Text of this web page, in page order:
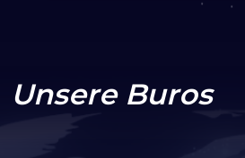
Unsere Buros